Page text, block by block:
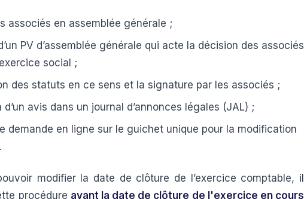
associés en assemblée générale ;
PV d’assemblée générale qui acte la décision des associés
social ;
des statuts en ce sens et la signature par les associés ;
d’un avis dans un journal d’annonces légales (JAL) ;
demande en ligne sur le guichet unique pour la modification
modifier la date de clôture de l’exercice comptable, il
procédure avant la date de clôture de l'exercice en cours